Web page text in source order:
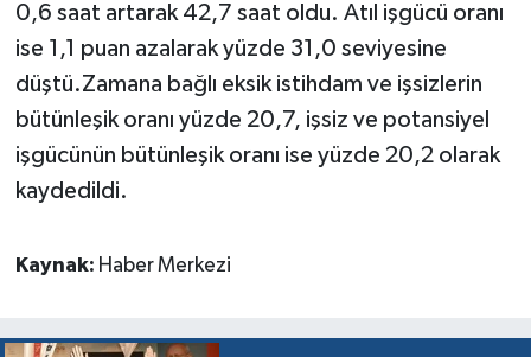
0,6 saat artarak 42,7 saat oldu. Atıl işgücü oranı
ise 1,1 puan azalarak yüzde 31,0 seviyesine
düştü.Zamana bağlı eksik istihdam ve işsizlerin
bütünleşik oranı yüzde 20,7, işsiz ve potansiyel
işgücünün bütünleşik oranı ise yüzde 20,2 olarak
kaydedildi.
Kaynak: Haber Merkezi